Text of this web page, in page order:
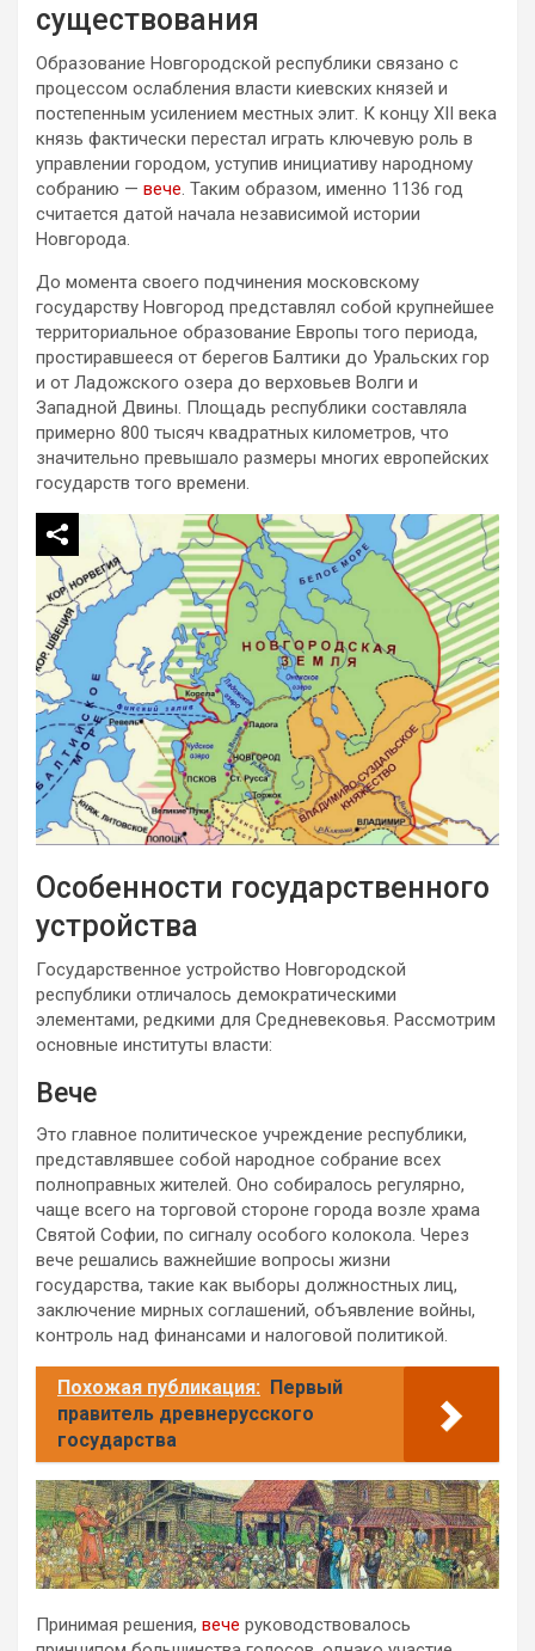
существования
Образование Новгородской республики связано с
процессом ослабления власти киевских князей и
постепенным усилением местных элит. К концу XII века
князь фактически перестал играть ключевую роль в
управлении городом, уступив инициативу народному
собранию — вече. Таким образом, именно 1136 год
считается датой начала независимой истории
Новгорода.
До момента своего подчинения московскому
государству Новгород представлял собой крупнейшее
территориальное образование Европы того периода,
простиравшееся от берегов Балтики до Уральских гор
и от Ладожского озера до верховьев Волги и
Западной Двины. Площадь республики составляла
примерно 800 тысяч квадратных километров, что
значительно превышало размеры многих европейских
государств того времени.
Особенности государственного
устройства
Государственное устройство Новгородской
республики отличалось демократическими
элементами, редкими для Средневековья. Рассмотрим
основные институты власти:
Вече
Это главное политическое учреждение республики,
представлявшее собой народное собрание всех
полноправных жителей. Оно собиралось регулярно,
чаще всего на торговой стороне города возле храма
Святой Софии, по сигналу особого колокола. Через
вече решались важнейшие вопросы жизни
государства, такие как выборы должностных лиц,
заключение мирных соглашений, объявление войны,
контроль над финансами и налоговой политикой.
Похожая публикация: Первый
правитель древнерусского
государства
Принимая решения, вече руководствовалось